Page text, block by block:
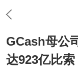
GCash母公
达923亿比索